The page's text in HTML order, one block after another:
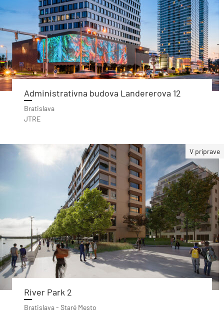
Administratívna budova Landererova 12
Bratislava
JTRE
V príprave
River Park 2
Bratislava - Staré Mesto